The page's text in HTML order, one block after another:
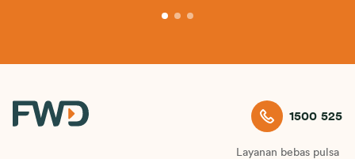
1500 525
Layanan bebas pulsa